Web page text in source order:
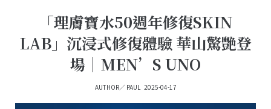
「理膚寶水50週年修復SKIN
LAB」沉浸式修復體驗 華山驚艷登
場｜MEN’S UNO
AUTHOR／ PAUL 2025-04-17